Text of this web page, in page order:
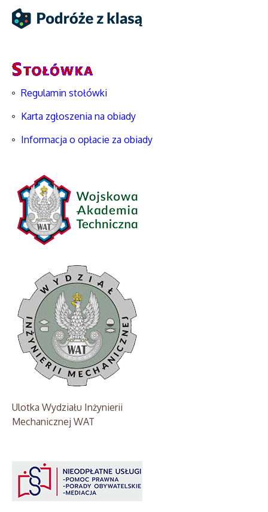
Regulamin stołówki
Karta zgłoszenia na obiady
Informacja o opłacie za obiady
Ulotka Wydziału Inżynierii
Mechanicznej WAT